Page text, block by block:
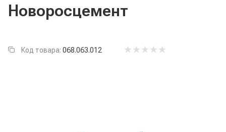
Новоросцемент
Код товара: 068.063.012